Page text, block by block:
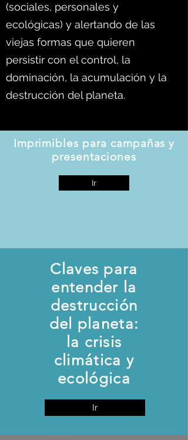
(sociales, personales y
ecológicas) y alertando de las
viejas formas que quieren
persistir con el control, la
dominación, la acumulación y la
destrucción del planeta.
Imprimibles para campañas y
presentaciones
Ir
Claves para
entender la
destrucción
del planeta:
la crisis
climática y
ecológica
Ir